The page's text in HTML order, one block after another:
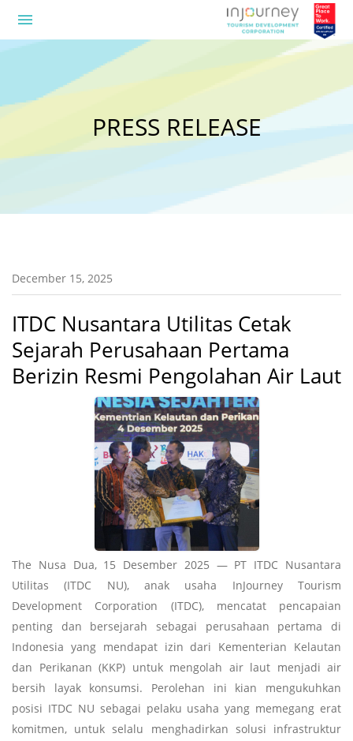
menu
PRESS RELEASE
December 15, 2025
ITDC Nusantara Utilitas Cetak
Sejarah Perusahaan Pertama
Berizin Resmi Pengolahan Air Laut
The Nusa Dua, 15 Desember 2025 — PT ITDC Nusantara
Utilitas (ITDC NU), anak usaha InJourney Tourism
Development Corporation (ITDC), mencatat pencapaian
penting dan bersejarah sebagai perusahaan pertama di
Indonesia yang mendapat izin dari Kementerian Kelautan
dan Perikanan (KKP) untuk mengolah air laut menjadi air
bersih layak konsumsi. Perolehan ini kian mengukuhkan
posisi ITDC NU sebagai pelaku usaha yang memegang erat
komitmen, untuk selalu menghadirkan solusi infrastruktur